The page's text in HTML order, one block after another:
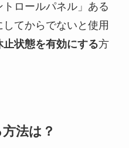
ロールパネル」ある
てからでないと使用
止状態を有効にする方
法は？